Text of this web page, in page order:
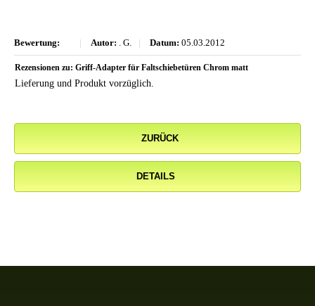
Bewertung: | Autor: . G. | Datum: 05.03.2012
Rezensionen zu: Griff-Adapter für Faltschiebetüren Chrom matt
Lieferung und Produkt vorzüglich.
ZURÜCK
DETAILS